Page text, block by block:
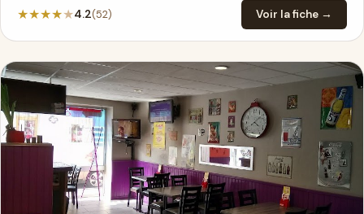
★★★★★4.2(52) Voir la fiche →